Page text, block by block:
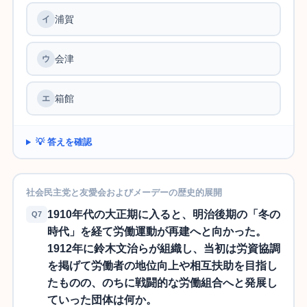
イ 浦賀
ウ 会津
エ 箱館
💡 答えを確認
社会民主党と友愛会およびメーデーの歴史的展開
Q7
1910年代の大正期に入ると、明治後期の「冬の
時代」を経て労働運動が再建へと向かった。
1912年に鈴木文治らが組織し、当初は労資協調
を掲げて労働者の地位向上や相互扶助を目指し
たものの、のちに戦闘的な労働組合へと発展し
ていった団体は何か。